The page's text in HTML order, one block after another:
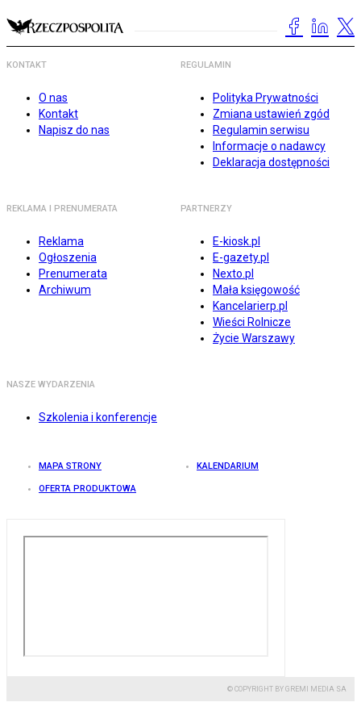
KONTAKT
O nas
Kontakt
Napisz do nas
REGULAMIN
Polityka Prywatności
Zmiana ustawień zgód
Regulamin serwisu
Informacje o nadawcy
Deklaracja dostępności
REKLAMA I PRENUMERATA
Reklama
Ogłoszenia
Prenumerata
Archiwum
PARTNERZY
E-kiosk.pl
E-gazety.pl
Nexto.pl
Mała księgowość
Kancelarierp.pl
Wieści Rolnicze
Życie Warszawy
NASZE WYDARZENIA
Szkolenia i konferencje
MAPA STRONY KALENDARIUM
OFERTA PRODUKTOWA
© COPYRIGHT BY GREMI MEDIA SA